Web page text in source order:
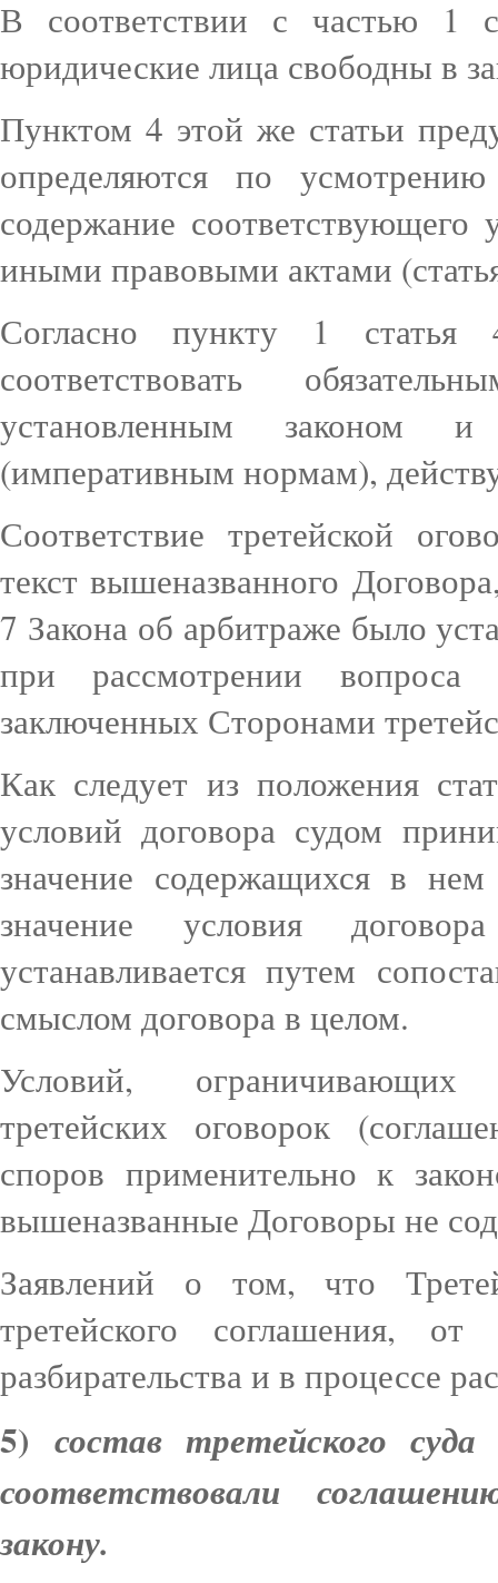
В соответствии с частью
юридические лица свободны в
Пунктом 4 этой же статьи
определяются по
содержание
иными правовыми актами
Согласно пункту 1
соответствовать
установленным законом
(императивным нормам),
Соответствие третейской
текст вышеназванного
7 Закона об арбитраже было
при рассмотрении вопроса
заключенных Сторонами
Как следует из положения
условий договора судом
значение содержащихся в
значение условия
устанавливается путем
смыслом договора в целом.
Условий,
третейских оговорок
споров применительно к
вышеназванные Договоры не
Заявлений о том, что
третейского соглашения,
разбирательства и в процессе
5)состав третейского
соответствовали
закону.